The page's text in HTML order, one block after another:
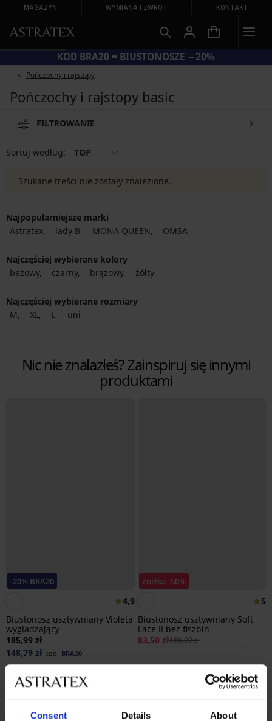
Consent Details About
MAGAZYN WYMIANA I ZWROT KONTAKT
KOD BRA20 = BIUSTONOSZE −20%
Pończochy i rajstopy
Pończochy i rajstopy basic
FILTROWANIE
Sortuj według: TOP
Szukane treści nie zostały znalezione.
Najpopularniejsze marki
Astratex
lady B MONA QUEEN OMSA
Najczęściej wybierane kolory
beżowy
czarny brązowy żółty
Najczęściej wybierane rozmiary
M
XL L uni
Nic nie znalazłeś? Zainspiruj się innymi
produktami
-20% BRA20
4,9
Biustonosz usztywniany Violeta
wygładzający
185,99 zł
148,79 zł kod: BRA20
Zniżka -50%
5
Biustonosz usztywniany Soft
Lace II bez fiszbin
83,50 zł166,99 zł